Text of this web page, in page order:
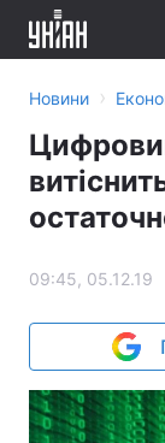
Новини ›
09:45, 05.12.19